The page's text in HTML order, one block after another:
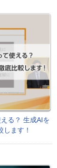
る？ 生成AIを
ます！